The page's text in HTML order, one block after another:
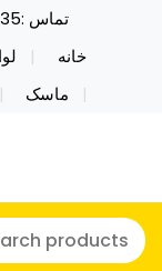
تماس :09394916235
خانه
ماسک
نایکر
ولن تاین
خرید محصولات
توی فروش عمده
کریسمس